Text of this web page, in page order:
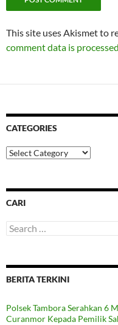
This site uses Akismet to
comment data is
CATEGORIES
Categories
CARI
Search
for:
BERITA TERKINI
Polsek Tambora Serahkan 6
Curanmor Kepada Pemilik